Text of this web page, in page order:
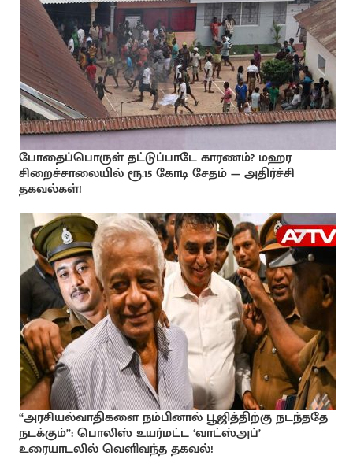
போதைப்பொருள் தட்டுப்பாடே காரணம்? மஹர
சிறைச்சாலையில் ரூ.15 கோடி சேதம் — அதிர்ச்சி
தகவல்கள்!
“அரசியல்வாதிகளை நம்பினால் பூஜித்திற்கு நடந்ததே
நடக்கும்”: பொலிஸ் உயர்மட்ட ‘வாட்ஸ்அப்’
உரையாடலில் வெளிவந்த தகவல்!